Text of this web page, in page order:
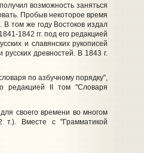
возможность заняться
Пробыв некоторое время
том же году Востоков издал
1842 гг. под его редакцией
и славянских рукописей
древностей. В 1843 г.
по азбучному порядку",
редакцией II том "Словаря
своего времени во многом
т.). Вместе с "Грамматикой